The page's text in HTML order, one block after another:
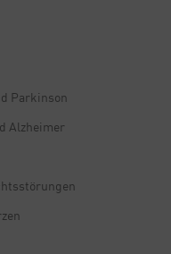
Parkinson
Alzheimer